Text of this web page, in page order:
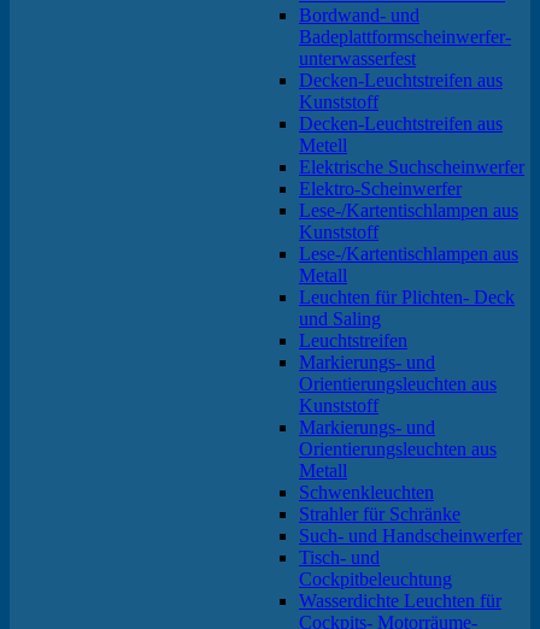
Bordwand- und
Badeplattformscheinwerfer-
unterwasserfest
Decken-Leuchtstreifen aus
Kunststoff
Decken-Leuchtstreifen aus
Metell
Elektrische Suchscheinwerfer
Elektro-Scheinwerfer
Lese-/Kartentischlampen aus
Kunststoff
Lese-/Kartentischlampen aus
Metall
Leuchten für Plichten- Deck
und Saling
Leuchtstreifen
Markierungs- und
Orientierungsleuchten aus
Kunststoff
Markierungs- und
Orientierungsleuchten aus
Metall
Schwenkleuchten
Strahler für Schränke
Such- und Handscheinwerfer
Tisch- und
Cockpitbeleuchtung
Wasserdichte Leuchten für
Cockpits- Motorräume-